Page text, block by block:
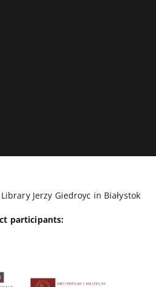
Jerzy Giedroyc in Białystok
participants: